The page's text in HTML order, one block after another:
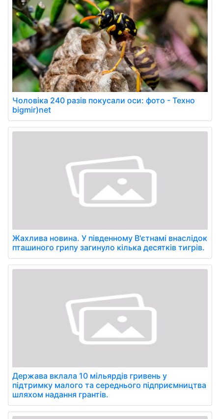
Чоловіка 240 разів покусали оси: фото - Техно
bigmir)net
Жахлива новина. У південному В'єтнамі внаслідок
пташиного грипу загинуло кілька десятків тигрів.
Держава вклала 10 мільярдів гривень у
підтримку малого та середнього підприємництва
шляхом надання грантів.